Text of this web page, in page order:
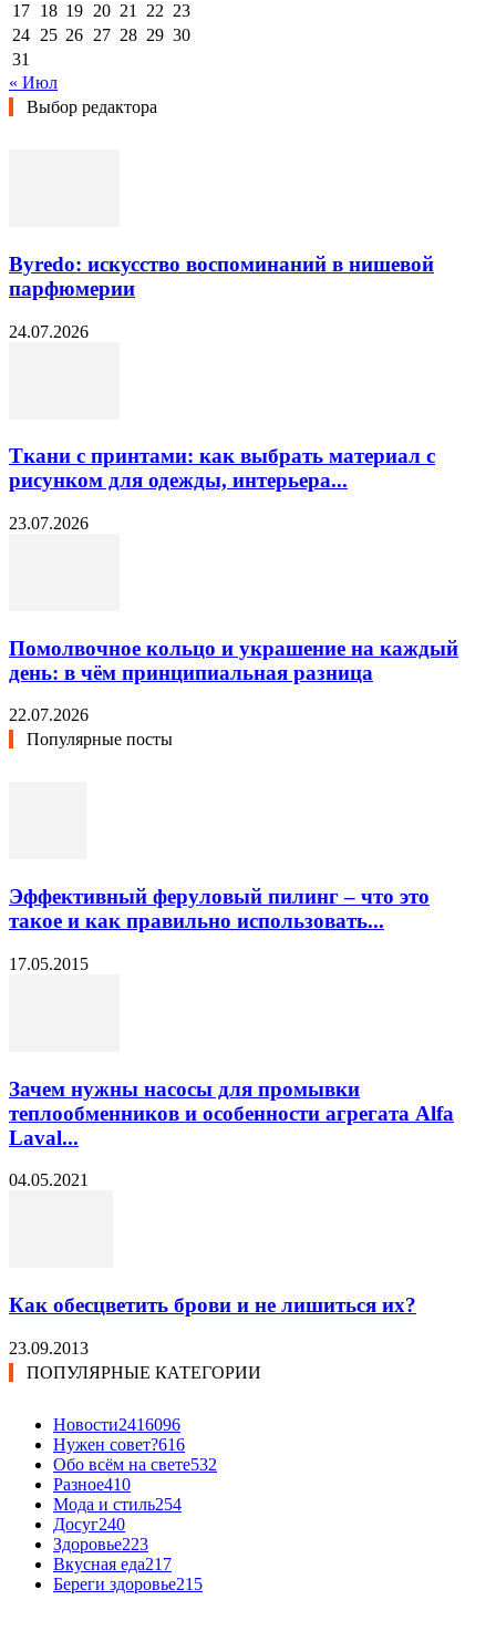
17 18 19 20 21 22 23
24 25 26 27 28 29 30
31
« Июл
Выбор редактора
Byredo: искусство воспоминаний в нишевой
парфюмерии
24.07.2026
Ткани с принтами: как выбрать материал с
рисунком для одежды, интерьера...
23.07.2026
Помолвочное кольцо и украшение на каждый
день: в чём принципиальная разница
22.07.2026
Популярные посты
Эффективный феруловый пилинг – что это
такое и как правильно использовать...
17.05.2015
Зачем нужны насосы для промывки
теплообменников и особенности агрегата Alfa
Laval...
04.05.2021
Как обесцветить брови и не лишиться их?
23.09.2013
ПОПУЛЯРНЫЕ КАТЕГОРИИ
Новости2416096
Нужен совет?616
Обо всём на свете532
Разное410
Мода и стиль254
Досуг240
Здоровье223
Вкусная еда217
Береги здоровье215